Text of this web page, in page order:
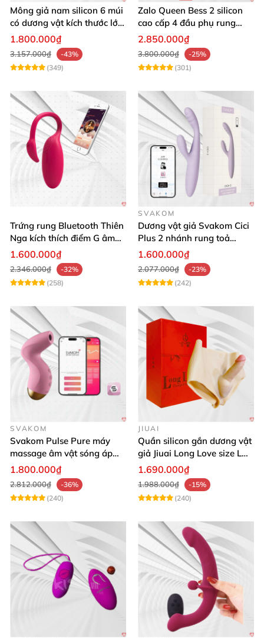
Mông giả nam silicon 6 múi
có dương vật kích thước lớn
cực thật
1.800.000₫
3.157.000₫
-43%
(349)
Zalo Queen Bess 2 silicon
cao cấp 4 đầu phụ rung
nhiệt đa điểm
2.850.000₫
3.800.000₫
-25%
(301)
Trứng rung Bluetooth Thiên
Nga kích thích điểm G âm
vật thay đổi không khí yêu
1.600.000₫
2.346.000₫
-32%
(258)
SVAKOM
Dương vật giả Svakom Cici
Plus 2 nhánh rung toả
nhiệt, điều khiển app
1.600.000₫
2.077.000₫
-23%
(242)
SVAKOM
Svakom Pulse Pure máy
massage âm vật sóng áp
lực điều khiển app cao cấp
1.800.000₫
2.812.000₫
-36%
(240)
JIUAI
Quần silicon gắn dương vật
giả Jiuai Long Love size L
cho nữ les
1.690.000₫
1.988.000₫
-15%
(240)